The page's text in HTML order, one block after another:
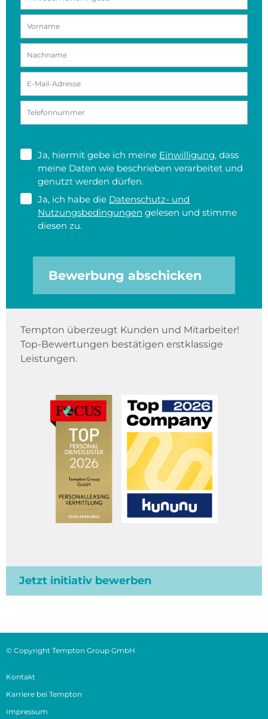
Ja, hiermit gebe ich meine Einwilligung, dass
meine Daten wie beschrieben verarbeitet und
genutzt werden dürfen.
Ja, ich habe die Datenschutz- und
Nutzungsbedingungen gelesen und stimme
diesen zu.
Bewerbung abschicken
Tempton überzeugt Kunden und Mitarbeiter!
Top-Bewertungen bestätigen erstklassige
Leistungen.
Jetzt initiativ bewerben
© Copyright Tempton Group GmbH
Kontakt
Karriere bei Tempton
Impressum